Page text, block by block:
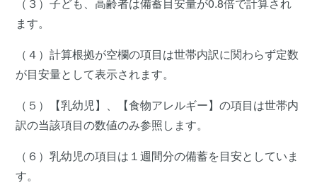
ます。
（４）計算根拠が空欄の項目は世帯内訳に関わらず定数
が目安量として表示されます。
（５）【乳幼児】、【食物アレルギー】の項目は世帯内
訳の当該項目の数値のみ参照します。
（６）乳幼児の項目は１週間分の備蓄を目安としていま
す。